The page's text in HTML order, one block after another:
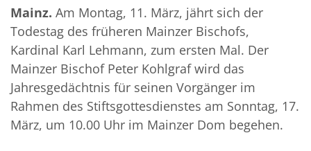
Mainz. Am Montag, 11. März, jährt sich der
Todestag des früheren Mainzer Bischofs,
Kardinal Karl Lehmann, zum ersten Mal. Der
Mainzer Bischof Peter Kohlgraf wird das
Jahresgedächtnis für seinen Vorgänger im
Rahmen des Stiftsgottesdienstes am Sonntag, 17.
März, um 10.00 Uhr im Mainzer Dom begehen.